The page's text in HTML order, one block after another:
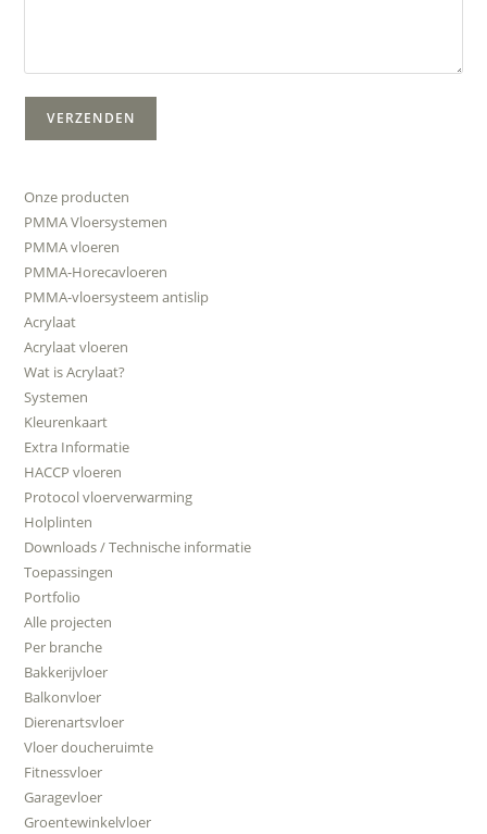
Onze producten
PMMA Vloersystemen
PMMA vloeren
PMMA-Horecavloeren
PMMA-vloersysteem antislip
Acrylaat
Acrylaat vloeren
Wat is Acrylaat?
Systemen
Kleurenkaart
Extra Informatie
HACCP vloeren
Protocol vloerverwarming
Holplinten
Downloads / Technische informatie
Toepassingen
Portfolio
Alle projecten
Per branche
Bakkerijvloer
Balkonvloer
Dierenartsvloer
Vloer doucheruimte
Fitnessvloer
Garagevloer
Groentewinkelvloer